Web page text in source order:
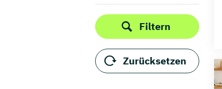
Steuerlehre
Sustainability Management
Technische BWL
Technologiemanagement
Tourismus
Versicherung
Filtern
Zurücksetzen